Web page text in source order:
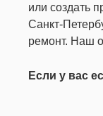
или создать
Санкт-
ремонт. Наш
Если у вас